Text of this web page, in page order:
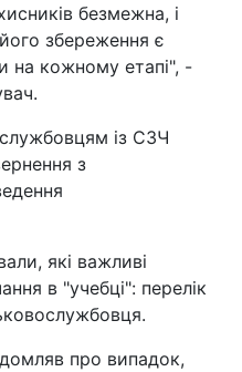
безмежна, і
збереження є
на кожному етапі", -
із СЗЧ
з
які важливі
в "учебці": перелік
про випадок,